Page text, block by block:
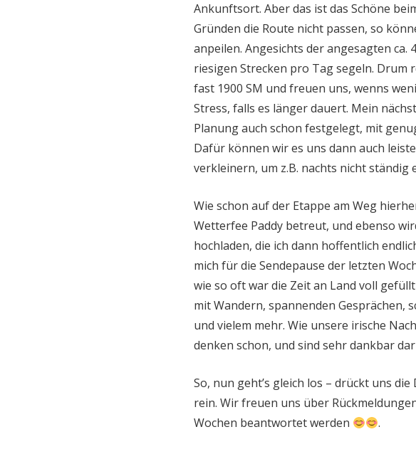
Ankunftsort. Aber das ist das Schöne
Gründen die Route nicht passen, so
anpeilen. Angesichts der angesagten ca.
riesigen Strecken pro Tag segeln. Drum
fast 1900 SM und freuen uns, wenns
Stress, falls es länger dauert. Mein
Planung auch schon festgelegt, mit
Dafür können wir es uns dann auch
verkleinern, um z.B. nachts nicht ständig
Wie schon auf der Etappe am Weg
Wetterfee Paddy betreut, und ebenso
hochladen, die ich dann hoffentlich
mich für die Sendepause der letzten
wie so oft war die Zeit an Land voll
mit Wandern, spannenden Gesprächen,
und vielem mehr. Wie unsere irische
denken schon, und sind sehr dankbar
So, nun geht’s gleich los – drückt uns
rein. Wir freuen uns über
Wochen beantwortet werden
.